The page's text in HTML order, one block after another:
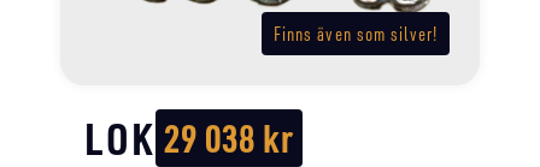
Finns även som silver!
LOK 29 038kr